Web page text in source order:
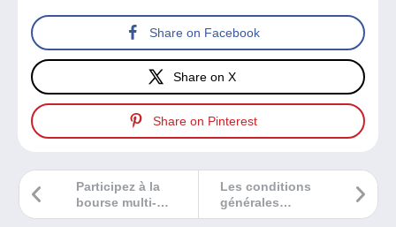
Share on Facebook
Share on X
Share on Pinterest
Les conditions
générales
d’utilisation de
Participez à la
bourse multi-
collections de